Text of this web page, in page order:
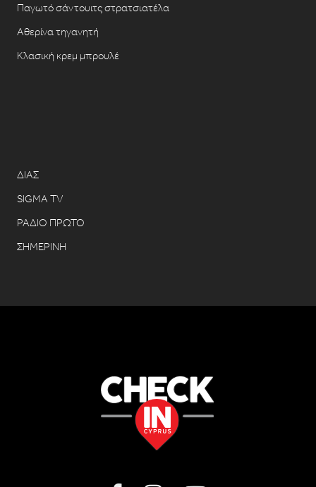
Παγωτό σάντουιτς στρατσιατέλα
Αθερίνα τηγανητή
Κλασική κρεμ μπρουλέ
ΔΙΑΣ
SIGMA TV
ΡΑΔΙΟ ΠΡΩΤΟ
ΣΗΜΕΡΙΝΗ